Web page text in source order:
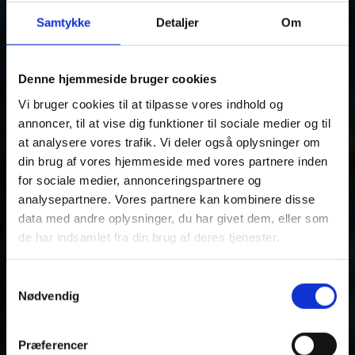
Samtykke Detaljer Om
Denne hjemmeside bruger cookies
Vi bruger cookies til at tilpasse vores indhold og
annoncer, til at vise dig funktioner til sociale medier og til
at analysere vores trafik. Vi deler også oplysninger om
din brug af vores hjemmeside med vores partnere inden
for sociale medier, annonceringspartnere og
analysepartnere. Vores partnere kan kombinere disse
data med andre oplysninger, du har givet dem, eller som
de har indsamlet fra din brug af deres tjenester.
Nødvendig
Præferencer
Vis alle 5 billeder